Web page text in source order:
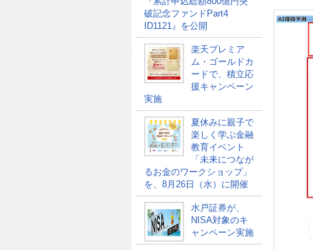
破記念ファンドPart4
ID1121』を公開
楽天プレミア
ム・ゴールドカ
ードで、積立応
援キャンペーン
実施
夏休みに親子で
楽しく学ぶ金融
教育イベント
「未来につなが
るお金のワークショップ」
を、8月26日（水）に開催
水戸証券が、
NISA対象のキ
ャンペーン実施